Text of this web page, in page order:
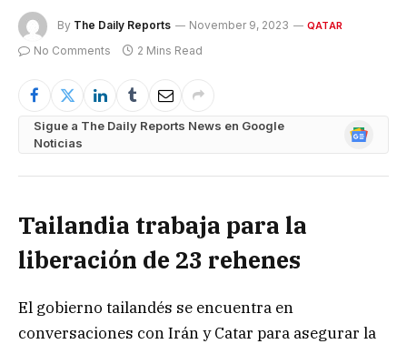
By The Daily Reports November 9, 2023 QATAR
No Comments 2 Mins Read
Sigue a The Daily Reports News en Google
Noticias
Google
Tailandia trabaja para la
liberación de 23 rehenes
El gobierno tailandés se encuentra en
conversaciones con Irán y Catar para asegurar la